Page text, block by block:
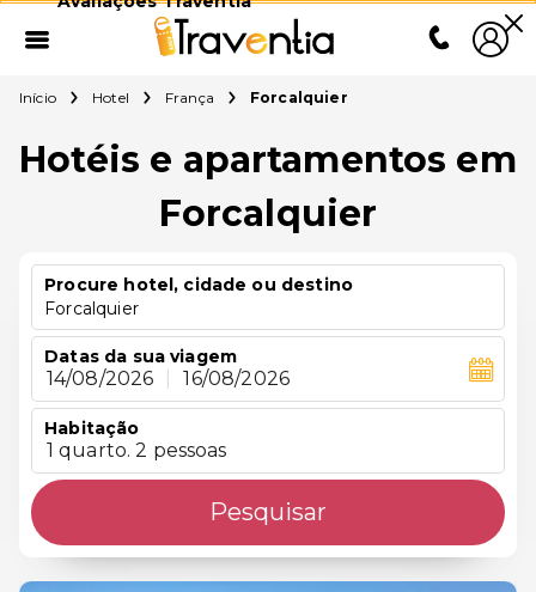
Início Hotel França Forcalquier
Hotéis e apartamentos em
Forcalquier
Procure hotel, cidade ou destino
Forcalquier
Datas da sua viagem
14/08/2026 16/08/2026
Habitação
1 quarto. 2 pessoas
Pesquisar